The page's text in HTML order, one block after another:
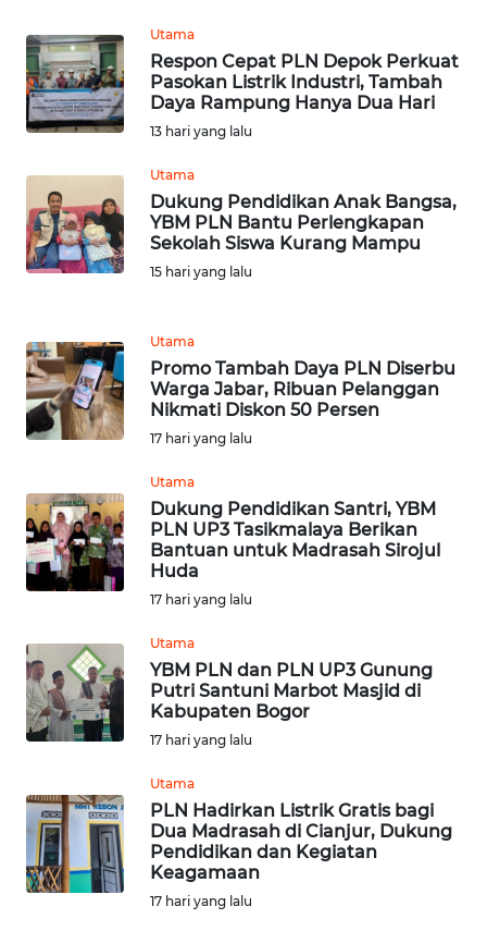
Utama
Respon Cepat PLN Depok Perkuat
Pasokan Listrik Industri, Tambah
Daya Rampung Hanya Dua Hari
13 hari yang lalu
Utama
Dukung Pendidikan Anak Bangsa,
YBM PLN Bantu Perlengkapan
Sekolah Siswa Kurang Mampu
15 hari yang lalu
Utama
Promo Tambah Daya PLN Diserbu
Warga Jabar, Ribuan Pelanggan
Nikmati Diskon 50 Persen
17 hari yang lalu
Utama
Dukung Pendidikan Santri, YBM
PLN UP3 Tasikmalaya Berikan
Bantuan untuk Madrasah Sirojul
Huda
17 hari yang lalu
Utama
YBM PLN dan PLN UP3 Gunung
Putri Santuni Marbot Masjid di
Kabupaten Bogor
17 hari yang lalu
Utama
PLN Hadirkan Listrik Gratis bagi
Dua Madrasah di Cianjur, Dukung
Pendidikan dan Kegiatan
Keagamaan
17 hari yang lalu
WN
BEKASI
WN
WN
DEPOK
UTARA
WN
SAMOSIR
PADANG
LAWAS
WN
WN
CIANJUR
WN
SERIBU
WN
TANGERANG